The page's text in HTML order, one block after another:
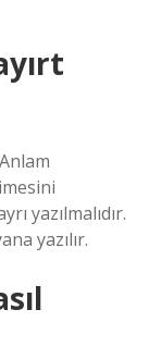
yazılmalıdır.
yazılır.